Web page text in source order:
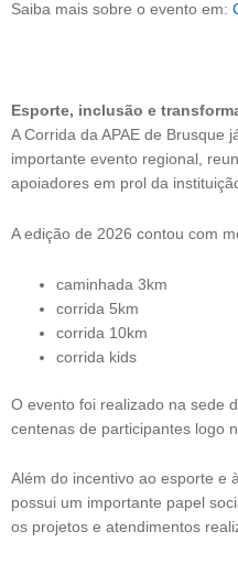
Saiba mais sobre o evento em:
Esporte, inclusão e
A Corrida da APAE de Brusque
importante evento regional,
apoiadores em prol da
A edição de 2026 contou com
caminhada 3km
corrida 5km
corrida 10km
corrida kids
O evento foi realizado na sede
centenas de participantes logo
Além do incentivo ao esporte e
possui um importante papel
os projetos e atendimentos